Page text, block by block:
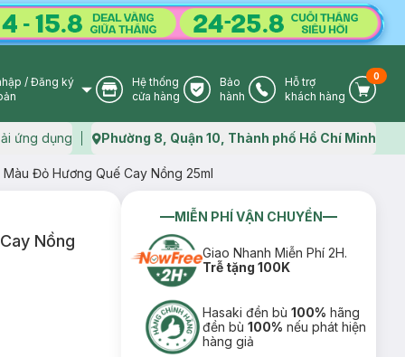
User Icon
/ Đăng ký
Store Icon
Hệ thống
cửa hàng
Warranty Icon
Bảo
hành
Phone Icon
Hỗ trợ
khách hàng
Cart
0
ứng dụng Map icon
Phường 8, Quận 10, Thành phố Hồ Chí Minh
Đỏ Hương Quế Cay Nồng 25ml
Nồng
MIỄN PHÍ VẬN CHUYỂN
Giao Nhanh Miễn Phí 2H.
Trễ tặng 100K
Hasaki đền bù100% hãng
đền bù100% nếu phát hiện
hàng giả